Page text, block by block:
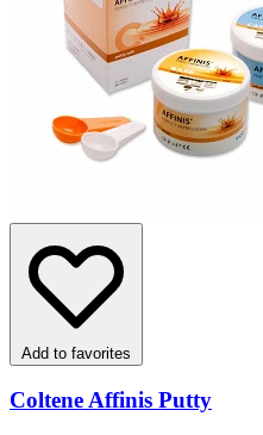
Add to favorites
Coltene Affinis Putty